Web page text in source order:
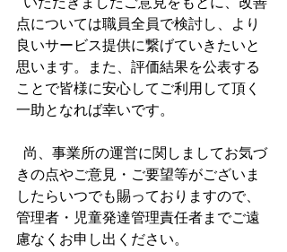
点については職員全員で検討し、より
良いサービス提供に繋げていきたいと
思います。また、評価結果を公表する
ことで皆様に安心してご利用して頂く
一助となれば幸いです。
きの点やご意見・ご要望等がございま
したらいつでも賜っておりますので、
管理者・児童発達管理責任者までご遠
慮なくお申し出ください。